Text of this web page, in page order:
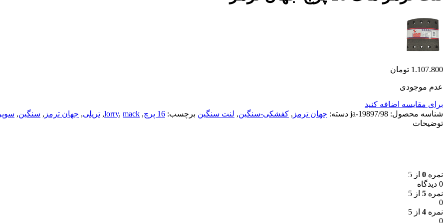
1.107.800 تومان
عدم موجودی
برای مقایسه اضافه کنید
شناسه محصول: ja-19897/98 دسته: جهان ترمز , کفشکی-سنگین, لنت سنگین برچسب: 16 پرچ ,
lorry, mack
, تریلی, جهان ترمز , سنگین, سوپر
توضیحات
نمره 0 از 5
0 دیدگاه
نمره 5 از 5
0
نمره 4 از 5
0